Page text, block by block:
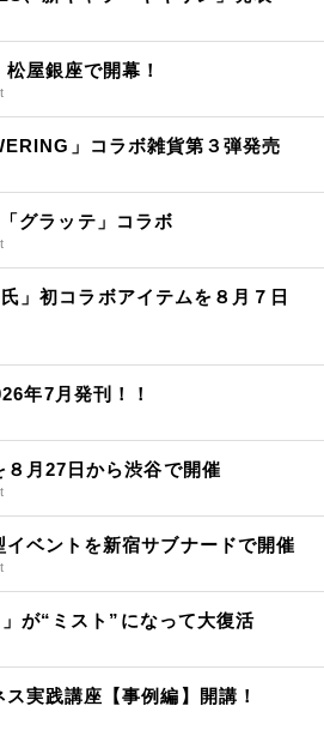
松屋銀座で開幕！
」コラボ雑貨第３弾発売
グラッテ」コラボ
」初コラボアイテムを８月７日
年7月発刊！！
８月27日から渋谷で開催
イベントを新宿サブナードで開催
が“ミスト”になって大復活
実践講座【事例編】開講！